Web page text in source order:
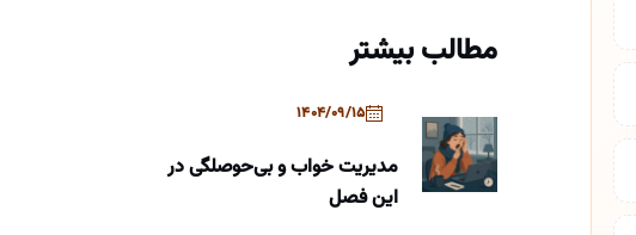
مطالب بیشتر
1404/09/15
مدیریت خواب و بی‌حوصلگی در
این فصل